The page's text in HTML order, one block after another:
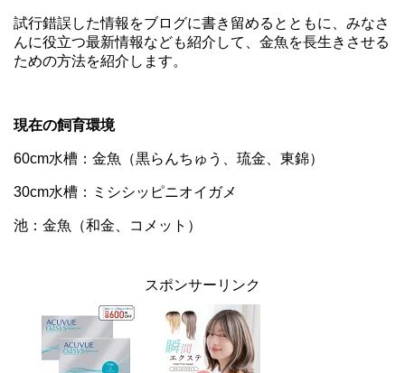
試行錯誤した情報をブログに書き留めるとともに、みなさ
んに役立つ最新情報なども紹介して、金魚を長生きさせる
ための方法を紹介します。
現在の飼育環境
60cm水槽：金魚（黒らんちゅう、琉金、東錦）
30cm水槽：ミシシッピニオイガメ
池：金魚（和金、コメット）
スポンサーリンク